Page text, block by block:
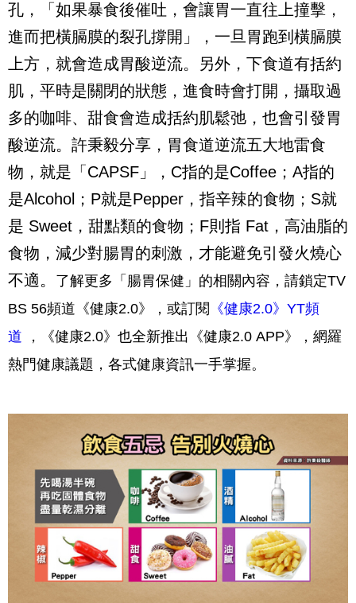
孔，「如果暴食後催吐，會讓胃一直往上撞擊，
進而把橫膈膜的裂孔撐開」，一旦胃跑到橫膈膜
上方，就會造成胃酸逆流。另外，下食道有括約
肌，平時是關閉的狀態，進食時會打開，攝取過
多的咖啡、甜食會造成括約肌鬆弛，也會引發胃
酸逆流。許秉毅分享，胃食道逆流五大地雷食
物，就是「 CAPSF 」， C指的是Coffee ； A指的
是Alcohol ； P就是Pepper ，指辛辣的食物； S就
是 Sweet ，甜點類的食物； F則指 Fat ，高油脂的
食物，減少對腸胃的刺激，才能避免引發火燒心
不適。 了解更多「腸胃保健」的相關內容，請鎖定TV
BS 56頻道《健康2.0》，或訂閱 《健康2.0》YT頻
道 ，《健康2.0》也全新推出《健康2.0 APP》，網羅
熱門健康議題，各式健康資訊一手掌握。